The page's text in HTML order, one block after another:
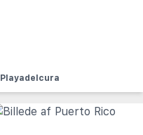
Playadelcura